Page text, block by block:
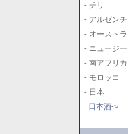
- チリ
- アルゼンチ
- オースト
- ニュージ
- 南アフリカ
- モロッコ
- 日本
日本酒->